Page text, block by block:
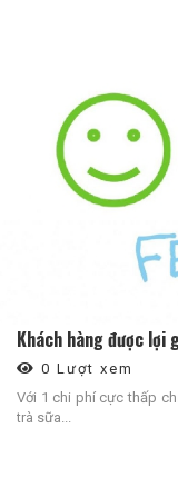
Khách hàng được lợi
0 Lượt xem
Với 1 chi phí cực thấp
trà sữa...